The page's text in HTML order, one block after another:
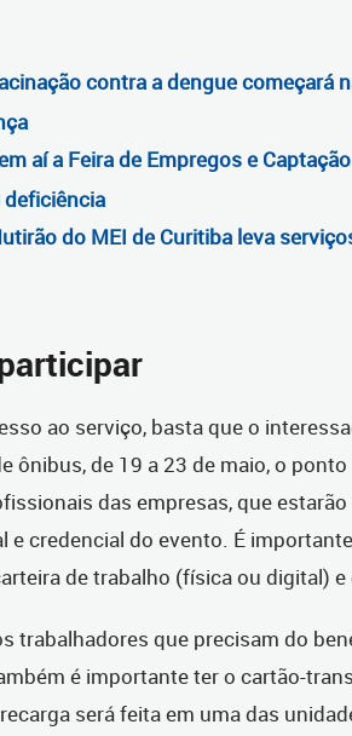
contra a dengue começará
aí a Feira de Empregos e
do MEI de Curitiba leva
ao serviço, basta que o
ônibus, de 19 a 23 de maio, o
das empresas, que
e credencial do evento. É
de trabalho (física ou digital)
trabalhadores que precisam do
é importante ter o cartão-
será feita em uma das